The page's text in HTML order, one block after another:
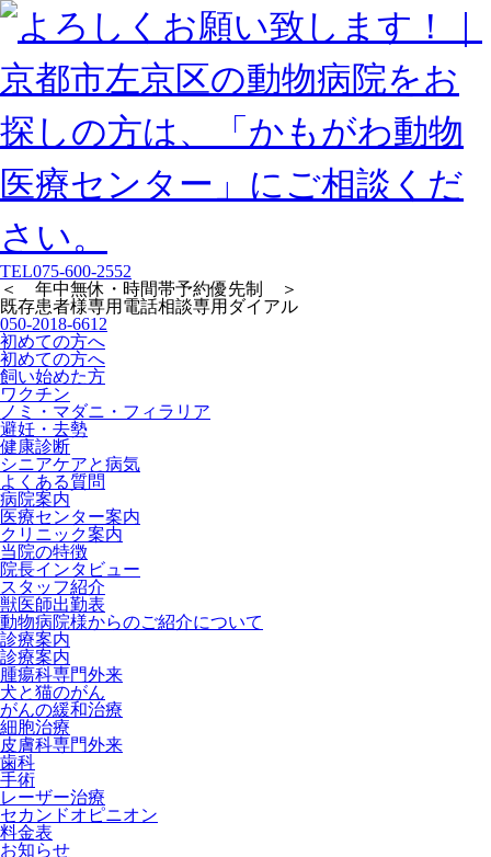
TEL075-600-2552
＜ 年中無休・時間帯予約優先制 ＞
既存患者様専用 電話相談専用ダイアル
050-2018-6612
初めての方へ
初めての方へ
飼い始めた方
ワクチン
ノミ・マダニ・フィラリア
避妊・去勢
健康診断
シニアケアと病気
よくある質問
病院案内
医療センター案内
クリニック案内
当院の特徴
院長インタビュー
スタッフ紹介
獣医師出勤表
動物病院様からのご紹介について
診療案内
診療案内
腫瘍科専門外来
犬と猫のがん
がんの緩和治療
細胞治療
皮膚科専門外来
歯科
手術
レーザー治療
セカンドオピニオン
料金表
お知らせ